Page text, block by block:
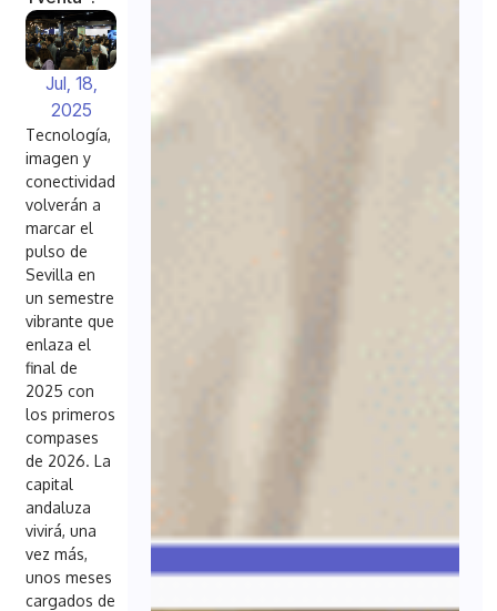
Jul, 18,
2025
Tecnología,
imagen y
conectividad
volverán a
marcar el
pulso de
Sevilla en
un semestre
vibrante que
enlaza el
final de
2025 con
los primeros
compases
de 2026. La
capital
andaluza
vivirá, una
vez más,
unos meses
cargados de